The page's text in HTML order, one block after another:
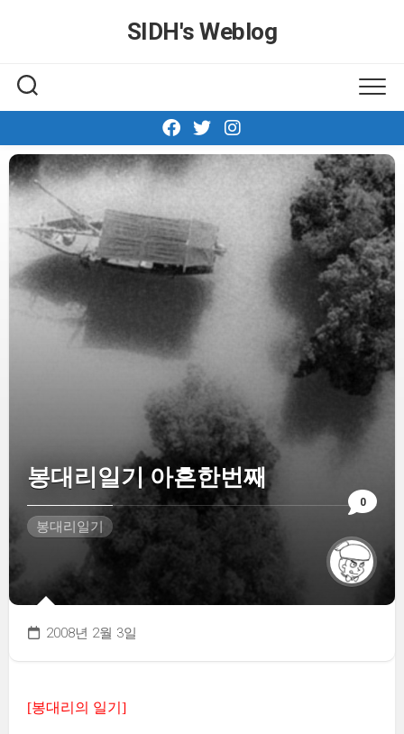
SIDH′s Weblog
0
봉대리일기 아흔한번째
봉대리일기
2008년 2월 3일
[봉대리의 일기]